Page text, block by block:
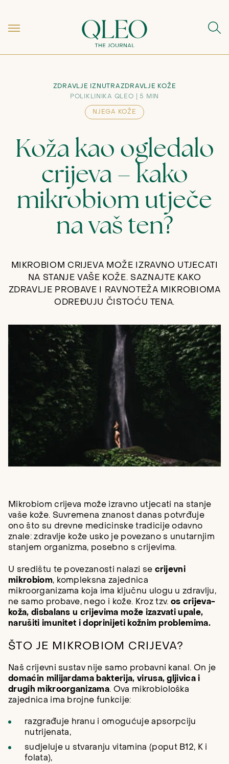
ZDRAVLJE IZNUTRAZDRAVLJE KOŽE
POLIKLINIKA QLEO
5 MIN
NJEGA KOŽE
Koža kao ogledalo
crijeva – kako
mikrobiom utječe
na vaš ten?
MIKROBIOM CRIJEVA MOŽE IZRAVNO UTJECATI
NA STANJE VAŠE KOŽE. SAZNAJTE KAKO
ZDRAVLJE PROBAVE I RAVNOTEŽA MIKROBIOMA
ODREĐUJU ČISTOĆU TENA.
Mikrobiom crijeva može izravno utjecati na stanje
vaše kože. Suvremena znanost danas potvrđuje
ono što su drevne medicinske tradicije odavno
znale: zdravlje kože usko je povezano s unutarnjim
stanjem organizma, posebno s crijevima.
U središtu te povezanosti nalazi se crijevni
mikrobiom, kompleksna zajednica
mikroorganizama koja ima ključnu ulogu u zdravlju,
ne samo probave, nego i kože. Kroz tzv. os crijeva-
koža, disbalans u crijevima može izazvati upale,
narušiti imunitet i doprinijeti kožnim problemima.
ŠTO JE MIKROBIOM CRIJEVA?
Naš crijevni sustav nije samo probavni kanal. On je
domaćin milijardama bakterija, virusa, gljivica i
drugih mikroorganizama. Ova mikrobiološka
zajednica ima brojne funkcije:
razgrađuje hranu i omogućuje apsorpciju
nutrijenata,
sudjeluje u stvaranju vitamina (poput B12, K i
folata),